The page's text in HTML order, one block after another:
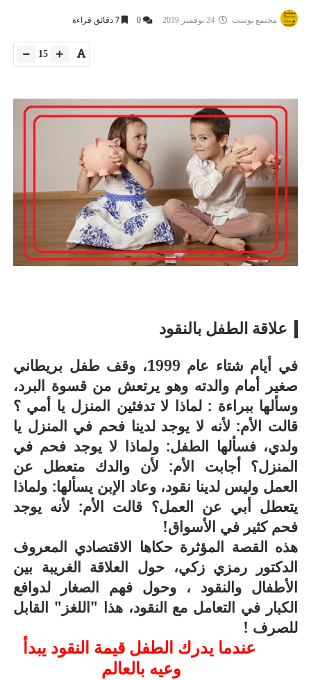
مجتمع بوست
11 يوليو 2026
عمرنا | الإدمان الالكتروني
عمرنا | الإدمان
مجتمع بوست 0
7 دقائق قراءة
15
علاقة الطفل بالنقود
في أيام شتاء عام 1999، وقف طفل بريطاني
صغير أمام والدته وهو يرتعش من قسوة البرد،
وسألها ببراءة : لماذا لا تدفئين المنزل يا أمي ؟
قالت الأم: لأنه لا يوجد لدينا فحم في المنزل يا
ولدي، فسألها الطفل: ولماذا لا يوجد فحم في
المنزل؟ أجابت الأم: لأن والدك متعطل عن
العمل وليس لدينا نقود، وعاد الإبن يسألها: ولماذا
يتعطل أبي عن العمل؟ قالت الأم: لأنه يوجد
فحم كثير في الأسواق!
هذه القصة المؤثرة حكاها الاقتصادي المعروف
الدكتور رمزي زكي، حول العلاقة الغريبة بين
الأطفال والنقود ، وحول فهم الصغار لدوافع
الكبار في التعامل مع النقود، هذا "اللغز" القابل
للصرف !
عندما يدرك الطفل قيمة النقود يبدأ
وعيه بالعالم